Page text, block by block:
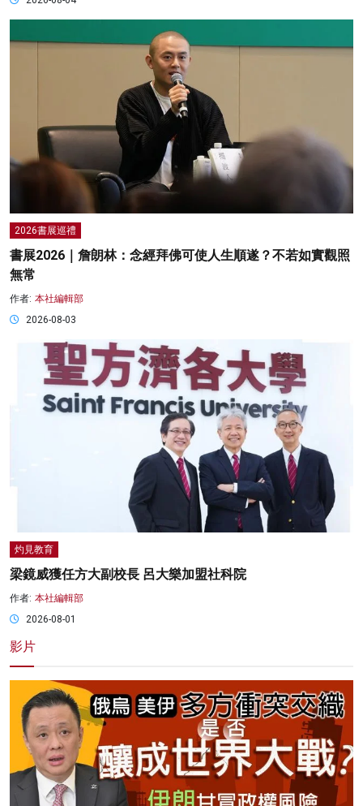
2026書展巡禮
書展2026｜詹朗林：念經拜佛可使人生順遂？不若如實觀照
無常
作者: 本社編輯部
2026-08-03
灼見教育
梁鏡威獲任方大副校長 呂大樂加盟社科院
作者: 本社編輯部
2026-08-01
影片